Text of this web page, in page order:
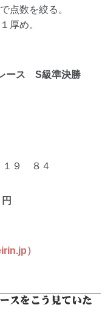
点数を絞る。
厚め。
ース S級準決勝
９ ８４
円
）